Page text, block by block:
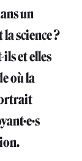
un
science ?
ils et elles
où la